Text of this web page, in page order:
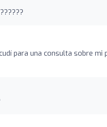
para una consulta sobre mi